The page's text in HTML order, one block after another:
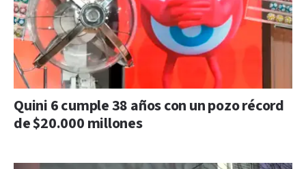
Quini 6 cumple 38 años con un pozo récord
de $20.000 millones